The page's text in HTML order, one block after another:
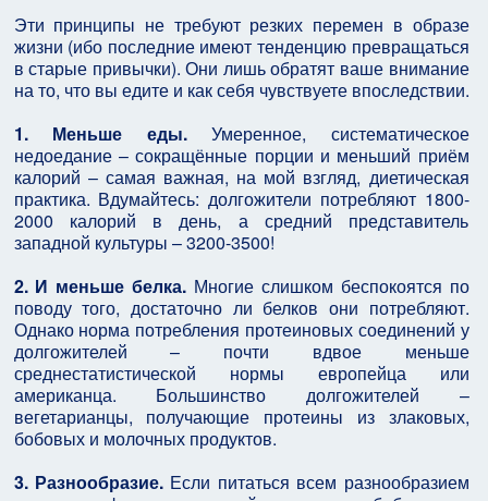
Эти принципы не требуют резких перемен в образе
жизни (ибо последние имеют тенденцию превращаться
в старые привычки). Они лишь обратят ваше внимание
на то, что вы едите и как себя чувствуете впоследствии.
1. Меньше еды.Умеренное, систематическое
недоедание – сокращённые порции и меньший приём
калорий – самая важная, на мой взгляд, диетическая
практика. Вдумайтесь: долгожители потребляют 1800-
2000 калорий в день, а средний представитель
западной культуры – 3200-3500!
2. И меньше белка. Многие слишком беспокоятся по
поводу того, достаточно ли белков они потребляют.
Однако норма потребления протеиновых соединений у
долгожителей – почти вдвое меньше
среднестатистической нормы европейца или
американца. Большинство долгожителей –
вегетарианцы, получающие протеины из злаковых,
бобовых и молочных продуктов.
3. Разнообразие.Если питаться всем разнообразием